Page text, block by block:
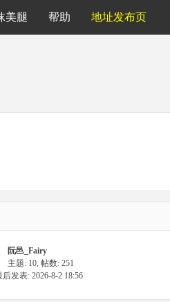
美腿 帮助 地址发布页
阮邑_Fairy
主题: 10, 帖数: 251
后发表: 2026-8-2 18:56